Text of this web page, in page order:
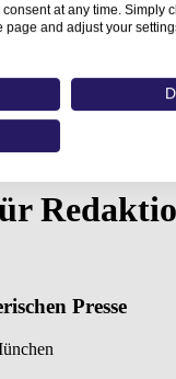
prompten…
Presse
at any time. Simply
page and adjust your